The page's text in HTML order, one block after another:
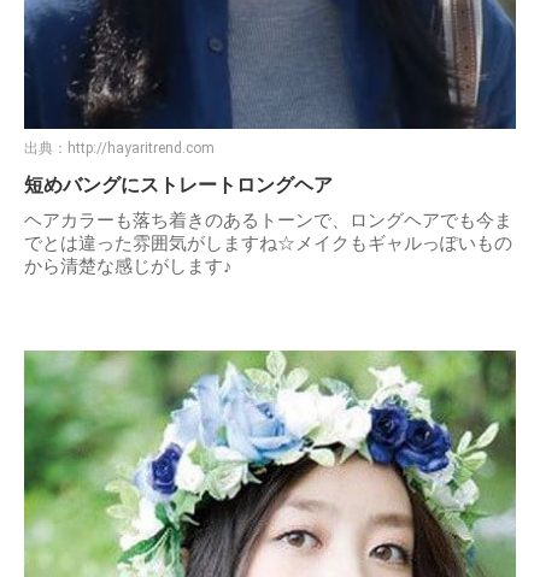
出典： http://hayaritrend.com
短めバングにストレートロングヘア
ヘアカラーも落ち着きのあるトーンで、ロングヘアでも今ま
でとは違った雰囲気がしますね☆メイクもギャルっぽいもの
から清楚な感じがします♪